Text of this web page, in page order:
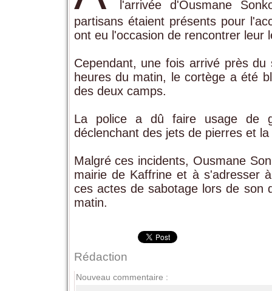
l'arrivée d'Ousmane
partisans étaient présents pour
ont eu l'occasion de rencontrer leur
Cependant, une fois arrivé près
heures du matin, le cortège a été
des deux camps.
La police a dû faire usage de
déclenchant des jets de pierres et
Malgré ces incidents, Ousmane
mairie de Kaffrine et à s'adresser
ces actes de sabotage lors de son
matin.
Rédaction
Nouveau commentaire :